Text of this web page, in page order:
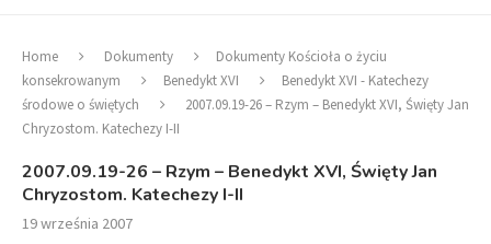
Home Dokumenty
Dokumenty Kościoła o życiu
konsekrowanym
Benedykt XVI
Benedykt XVI - Katechezy
środowe o świętych
2007.09.19-26 – Rzym – Benedykt XVI, Święty Jan
Chryzostom. Katechezy I-II
2007.09.19-26 – Rzym – Benedykt XVI, Święty Jan
Chryzostom. Katechezy I-II
19 września 2007